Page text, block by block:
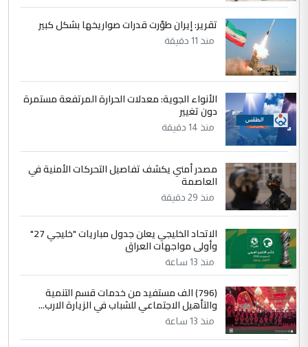
سردار
التعليق : واحد من عصابة علي ماما يسقط
جنسية الرافد الثالث للعراق ومن اصول عريقة
ابا فرات ...
الموضوع :
الجواهري يرد على صدام حسين سل
مضجعيك يابن الزنا (نص كامل)
حيدر عاشور
التعليق : تحياتي لك استاذ حامدتركان. كلام
دقيق ومسؤول؛ فالاستثمار الحقيقي للإنسان
وثروات البلد يعتمد على الكفاءة ...
بين الإهمال واغتصاب الأرض.. بلاد
الرافدين تعاني الجفاف والتصحر!!
تقرير: إيران طوّرت قدرات صواريخها بشكل كبير
منذ 11 دقيقة
الأنواء الجوية: معدلات الحرارة المرتفعة مستمرة
دون تغيير
منذ 14 دقيقة
مصدر أمني يكشف تفاصيل التحركات الأمنية في
العاصمة
منذ 29 دقيقة
الاتحاد الخليجي يعلن جدول مباريات "خليجي 27"
وأولى مواجهات العراق
منذ 13 ساعة
(796) الف مستفيد من خدمات قسم التنمية
والتأهيل الاجتماعي للشباب في الزيارة الارب...
منذ 13 ساعة